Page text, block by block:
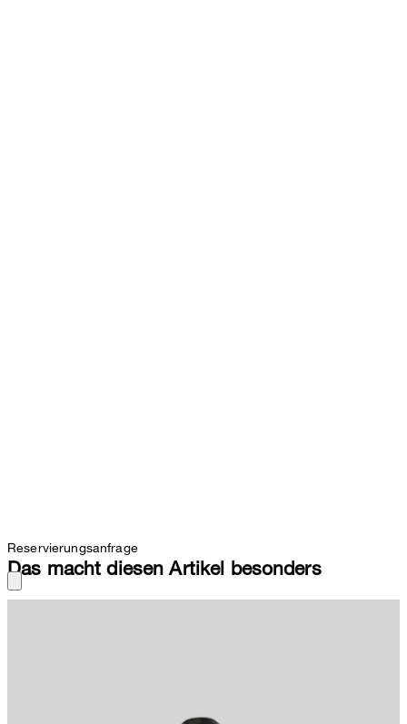
Reservierungsanfrage
Das macht diesen Artikel besonders